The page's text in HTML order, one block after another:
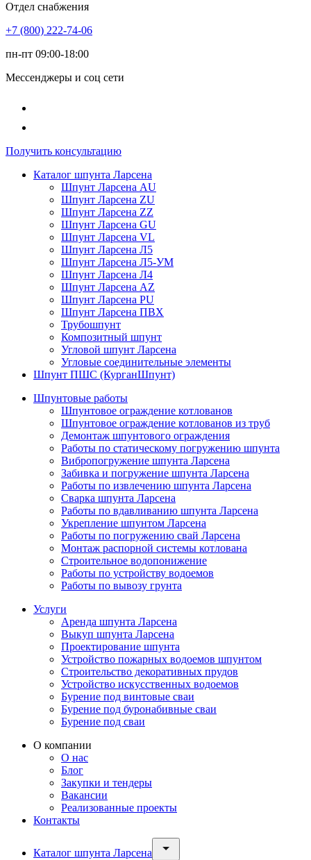
Отдел снабжения
+7 (800) 222-74-06
пн-пт 09:00-18:00
Мессенджеры и соц сети
Получить консультацию
Каталог шпунта Ларсена
Шпунт Ларсена AU
Шпунт Ларсена ZU
Шпунт Ларсена ZZ
Шпунт Ларсена GU
Шпунт Ларсена VL
Шпунт Ларсена Л5
Шпунт Ларсена Л5-УМ
Шпунт Ларсена Л4
Шпунт Ларсена AZ
Шпунт Ларсена PU
Шпунт Ларсена ПВХ
Трубошпунт
Композитный шпунт
Угловой шпунт Ларсена
Угловые соединительные элементы
Шпунт ПШС (КурганШпунт)
Шпунтовые работы
Шпунтовое ограждение котлованов
Шпунтовое ограждение котлованов из труб
Демонтаж шпунтового ограждения
Работы по статическому погружению шпунта
Вибропогружение шпунта Ларсена
Забивка и погружение шпунта Ларсена
Работы по извлечению шпунта Ларсена
Сварка шпунта Ларсена
Работы по вдавливанию шпунта Ларсена
Укрепление шпунтом Ларсена
Работы по погружению свай Ларсена
Монтаж распорной системы котлована
Строительное водопонижение
Работы по устройству водоемов
Работы по вывозу грунта
Услуги
Аренда шпунта Ларсена
Выкуп шпунта Ларсена
Проектирование шпунта
Устройство пожарных водоемов шпунтом
Строительство декоративных прудов
Устройство искусственных водоемов
Бурение под винтовые сваи
Бурение под буронабивные сваи
Бурение под сваи
О компании
О нас
Блог
Закупки и тендеры
Вакансии
Реализованные проекты
Контакты
Каталог шпунта Ларсена